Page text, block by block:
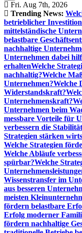
Fri. Aug 7th, 2026
Trending News:
betrieblicher
mittelständische
belastbare
nachhaltige
Unternehmen dabei
erhaltenWelche
nachhaltig?Welche
Unternehmen?Welche
Widerstandskraft?
Unternehmenskraft?
Unternehmen beim
messbare Vorteile für
verbessern die
Strategien stärken
Welche Strategien
Welche Abläufe
spürbar?Welche
Wissenstransfer im
aus besseren
meisten
fördern belastbare
Erfolg moderner
fördern nachhaltige